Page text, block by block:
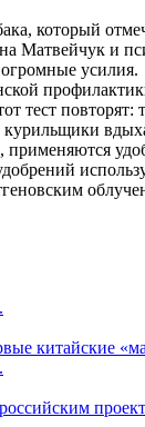
который
Матвейчук и
усилия.
тест повторят:
применяются
китайские